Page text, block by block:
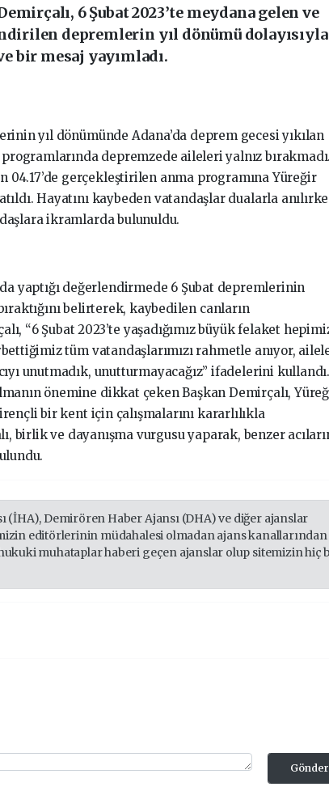
6 Şubat 2023’te meydana gelen ve
depremlerin yıl dönümü dolayısıyla
bir mesaj yayımladı.
yıl dönümünde Adana’da deprem gecesi yıkılan
depremzede aileleri yalnız bırakmadı.
gerçekleştirilen anma programına Yüreğir
Hayatını kaybeden vatandaşlar dualarla
ikramlarda bulunuldu.
yaptığı değerlendirmede 6 Şubat depremlerinin
belirterek, kaybedilen canların
“6 Şubat 2023’te yaşadığımız büyük felaket
tüm vatandaşlarımızı rahmetle anıyor,
unutmadık, unutturmayacağız” ifadelerini kullandı.
önemine dikkat çeken Başkan Demirçalı,
bir kent için çalışmalarını kararlılıkla
birlik ve dayanışma vurgusu yaparak, benzer
(İHA), Demirören Haber Ajansı (DHA) ve diğer ajanslar
editörlerinin müdahalesi olmadan ajans kanallarından
muhataplar haberi geçen ajanslar olup sitemizin hiç
Gönder